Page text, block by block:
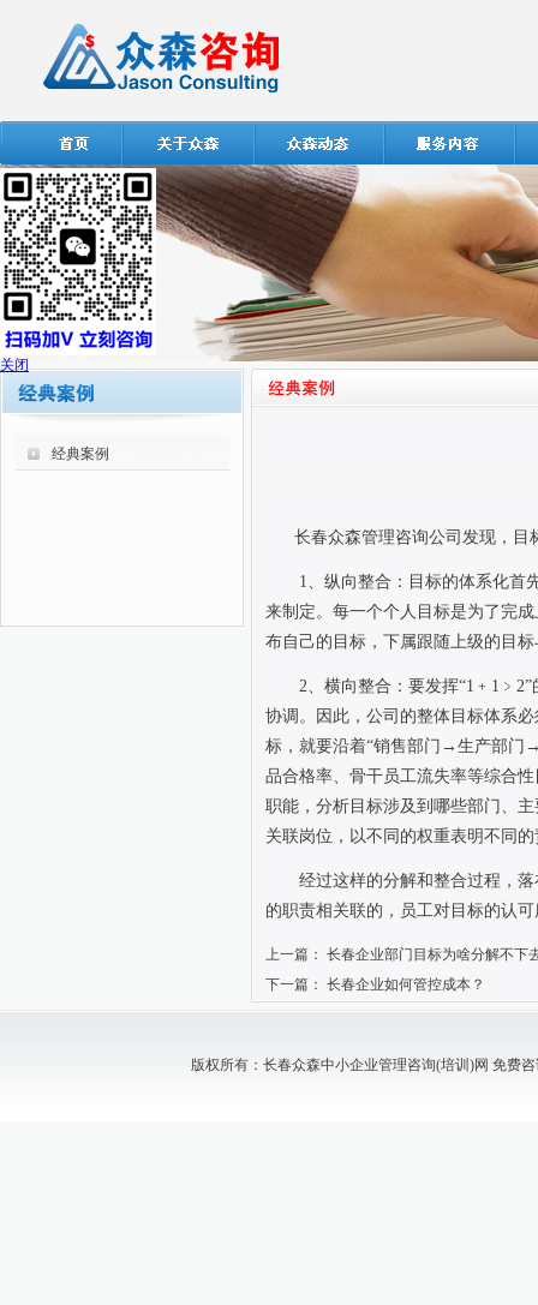
经典案例
长春众森管理咨询公司发现，目
1 、纵向整合：目标的体系化
来制定。每一个个人目标是为了完
布自己的目标，下属跟随上级的目
2 、横向整合：要发挥“1 ﹢ 1 ﹥ 2”
协调。因此，公司的整体目标体系
标，就要沿着“销售部门→生产部门
品合格率、骨干员工流失率等综合
职能，分析目标涉及到哪些部门、
关联岗位，以不同的权重表明不同
经过这样的分解和整合过程，
的职责相关联的，员工对目标的认
上一篇： 长春企业部门目标为啥分解不下
下一篇： 长春企业如何管控成本？
版权所有：长春众森中小企业管理咨询(培训)网 免费咨
关闭